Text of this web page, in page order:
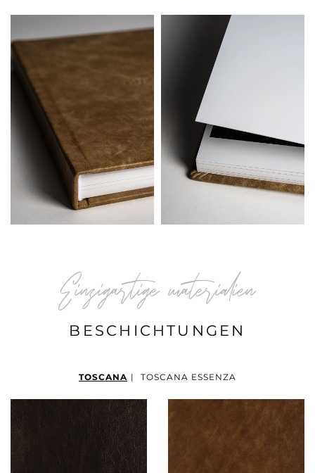
Einzigartige materialien
BESCHICHTUNGEN
TOSCANA | TOSCANA ESSENZA